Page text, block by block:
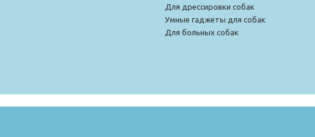
Для дрессировки собак
Умные гаджеты для собак
Для больных собак